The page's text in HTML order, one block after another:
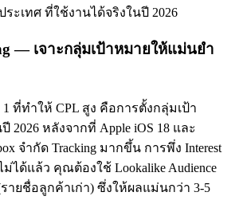
ะเทศ ที่ใช้งานได้จริงในปี 2026
— เจาะกลุ่มเป้าหมายให้แม่นยำ
ที่ทำให้ CPL สูง คือการตั้งกลุ่มเป้า
2026 หลังจากที่ Apple iOS 18 และ
จำกัด Tracking มากขึ้น การพึ่ง Interest
ม่ได้แล้ว คุณต้องใช้ Lookalike Audience
(รายชื่อลูกค้าเก่า) ซึ่งให้ผลแม่นกว่า 3-5